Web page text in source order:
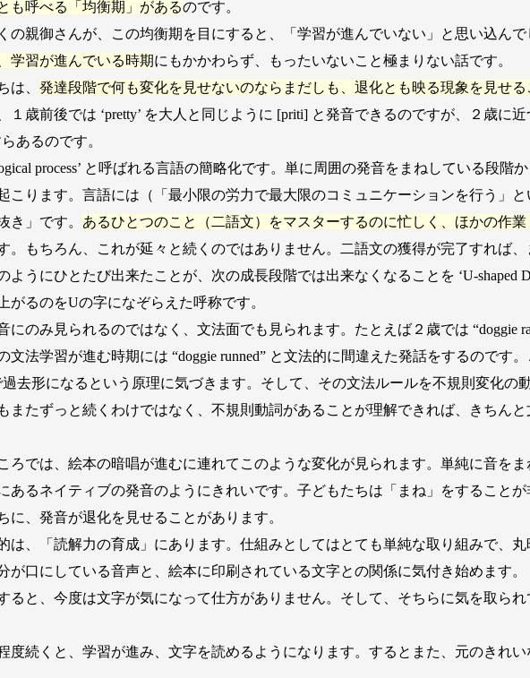
も呼べる「均衡期」があるのです。
親御さんが、この均衡期を目にすると、「学習が進んでいない」と思い込んで
学習が進んでいる時期にもかかわらず、もったいないこと極まりない話です。
は、 発達段階で何も変化を見せないのならまだしも、退化とも映る現象を見せる
１歳前後では ‘pretty’ を大人と同じように [priti] と発音できるのですが、２歳に
あるのです。
process’ と呼ばれる言語の簡略化です。単に周囲の発音をまねしている段階
こります。言語には（「最小限の労力で最大限のコミュニケーションを行う」
き」です。 あるひとつのこと（二語文）をマスターするのに忙しく、ほかの作
。もちろん、これが延々と続くのではありません。二語文の獲得が完了すれば
ようにひとたび出来たことが、次の成長段階では出来なくなることを ‘U-shaped
がるのをUの字になぞらえた呼称です。
のみ見られるのではなく、文法面でも見られます。たとえば２歳では “doggie
文法学習が進む時期には “doggie runned” と文法的に間違えた発話をするのです
過去形になるという原理に気づきます。そして、その文法ルールを不規則変化の
またずっと続くわけではなく、不規則動詞があることが理解できれば、きちん
では、絵本の暗唱が進むに連れてこのような変化が見られます。単純に音を
あるネイティブの発音のようにきれいです。子どもたちは「まね」をすること
に、発音が退化を見せることがあります。
、「読解力の育成」にあります。仕組みとしてはとても単純な取り組みで、丸
が口にしている音声と、絵本に印刷されている文字との関係に気付き始めます。
ると、今度は文字が気になって仕方がありません。そして、そちらに気を取ら
続くと、学習が進み、文字を読めるようになります。するとまた、元のきれい